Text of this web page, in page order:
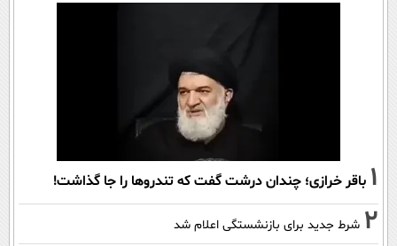
1 باقر خرازی؛ چندان درشت گفت که تندروها را جا گذاشت!
2 شرط جدید برای بازنشستگی اعلام شد